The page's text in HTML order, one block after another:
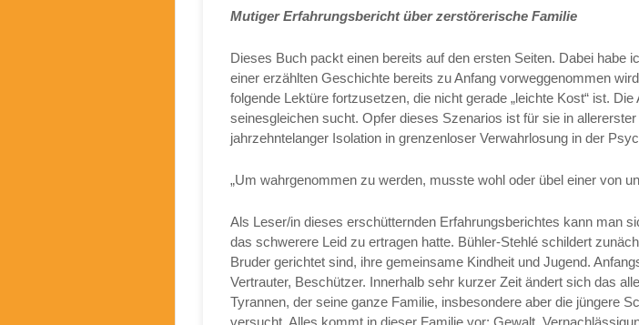
Mutiger Erfahrungsbericht über zerstörerische Familie
Dieses Buch packt einen bereits auf den ersten Seiten. Dabei habe
einer erzählten Geschichte bereits zu Anfang vorweggenommen
folgende Lektüre fortzusetzen, die nicht gerade „leichte Kost“ ist.
seinesgleichen sucht. Opfer dieses Szenarios ist für sie in
jahrzehntelanger Isolation in grenzenloser Verwahrlosung in der
„Um wahrgenommen zu werden, musste wohl oder übel einer von
Als Leser/in dieses erschütternden Erfahrungsberichtes kann man
das schwerere Leid zu ertragen hatte. Bühler-Stehlé schildert
Bruder gerichtet sind, ihre gemeinsame Kindheit und Jugend.
Vertrauter, Beschützer. Innerhalb sehr kurzer Zeit ändert sich das
Tyrannen, der seine ganze Familie, insbesondere aber die jüngere
versucht. Alles kommt in dieser Familie vor: Gewalt,